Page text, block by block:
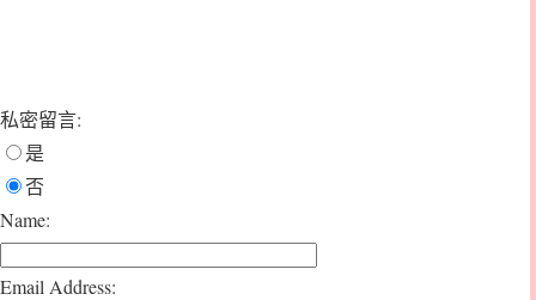
私密留言:
是
否
Name:
Email Address: